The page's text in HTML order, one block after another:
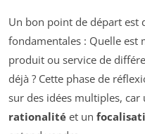
Un bon point de départ est
fondamentales : Quelle est
produit ou service de
déjà ? Cette phase de
sur des idées multiples,
rationalité et un